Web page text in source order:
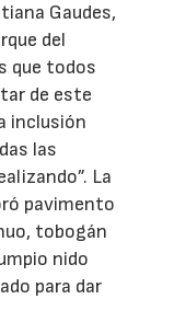
Gaudes,
del
que todos
de este
inclusión
las
La
pavimento
tobogán
nido
para dar